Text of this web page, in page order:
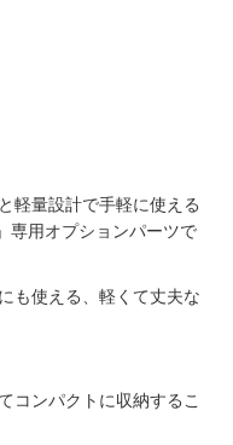
軽量設計で手軽に使える
専用オプションパーツで
も使える、軽くて丈夫な
コンパクトに収納するこ